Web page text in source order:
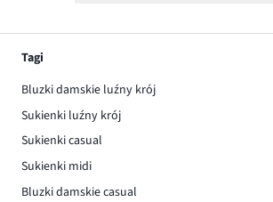
Tagi
Bluzki damskie luźny krój
Sukienki luźny krój
Sukienki casual
Sukienki midi
Bluzki damskie casual